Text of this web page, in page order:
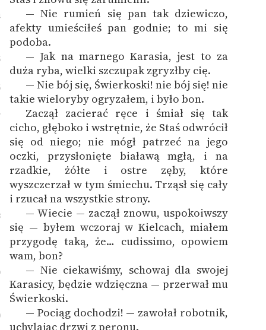
— Nie rumień się pan tak dziewiczo,
afekty umieściłeś pan godnie; to mi się
podoba.
— Jak na marnego Karasia, jest to za
duża ryba, wielki szczupak zgryzłby cię.
— Nie bój się, Świerkoski! nie bój się! nie
takie wieloryby ogryzałem, i było bon.
Zaczął zacierać ręce i śmiał się tak
cicho, głęboko i wstrętnie, że Staś odwrócił
się od niego; nie mógł patrzeć na jego
oczki, przysłonięte białawą mgłą, i na
rzadkie, żółte i ostre zęby, które
wyszczerzał w tym śmiechu. Trząsł się cały
i rzucał na wszystkie strony.
— Wiecie — zaczął znowu, uspokoiwszy
się — byłem wczoraj w Kielcach, miałem
przygodę taką, że… cudissimo, opowiem
wam, bon?
— Nie ciekawiśmy, schowaj dla swojej
Karasicy, będzie wdzięczna — przerwał mu
Świerkoski.
— Pociąg dochodzi! — zawołał robotnik,
uchylając drzwi z peronu.